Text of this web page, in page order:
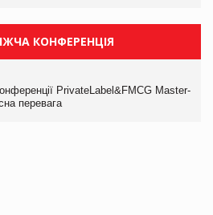
КОНФЕРЕНЦІЯ
PrivateLabel&FMCG Master-
перевага